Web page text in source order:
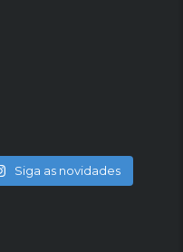
Siga as novidades